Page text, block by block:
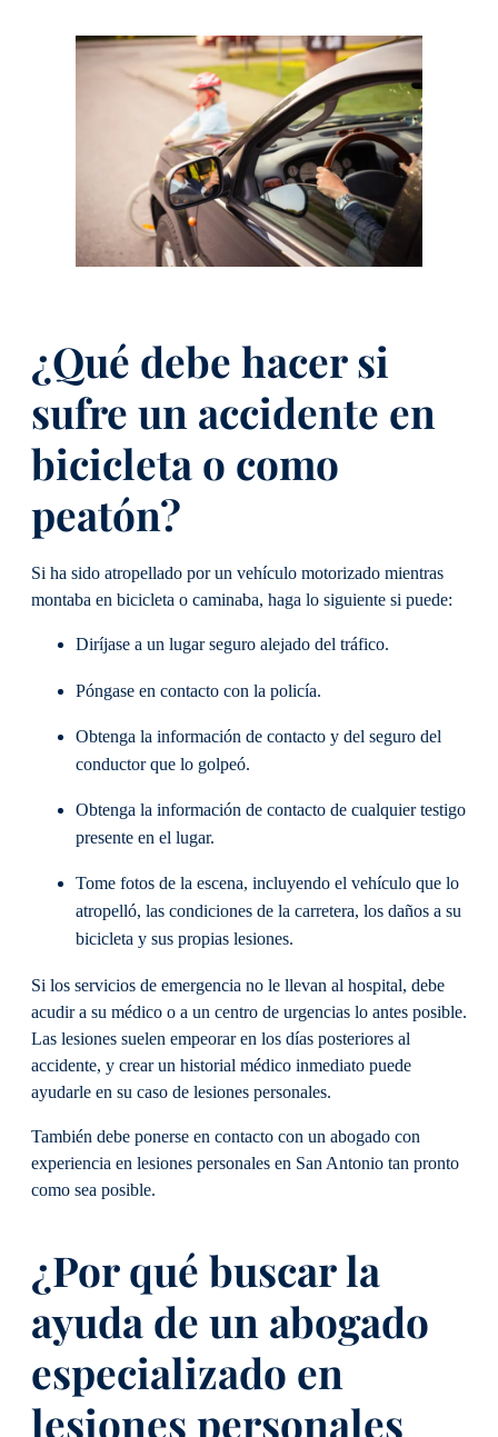
¿Qué debe hacer si
sufre un accidente en
bicicleta o como
peatón?
Si ha sido atropellado por un vehículo motorizado mientras
montaba en bicicleta o caminaba, haga lo siguiente si puede:
Diríjase a un lugar seguro alejado del tráfico.
Póngase en contacto con la policía.
Obtenga la información de contacto y del seguro del
conductor que lo golpeó.
Obtenga la información de contacto de cualquier testigo
presente en el lugar.
Tome fotos de la escena, incluyendo el vehículo que lo
atropelló, las condiciones de la carretera, los daños a su
bicicleta y sus propias lesiones.
Si los servicios de emergencia no le llevan al hospital, debe
acudir a su médico o a un centro de urgencias lo antes posible.
Las lesiones suelen empeorar en los días posteriores al
accidente, y crear un historial médico inmediato puede
ayudarle en su caso de lesiones personales.
También debe ponerse en contacto con un abogado con
experiencia en lesiones personales en San Antonio tan pronto
como sea posible.
¿Por qué buscar la
ayuda de un abogado
especializado en
lesiones personales